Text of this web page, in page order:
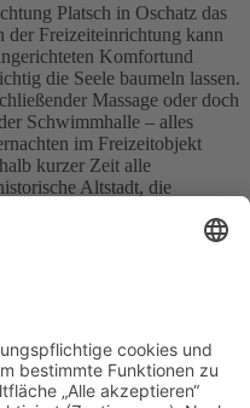
Platsch in Oschatz das
der Freizeiteinrichtung kann
Komfortund
die Seele baumeln lassen.
Massage oder doch
Schwimmhalle – alles
im Freizeitobjekt
kurzer Zeit alle
Altstadt, die
, Tier- und
Buchung ist ganzjährig